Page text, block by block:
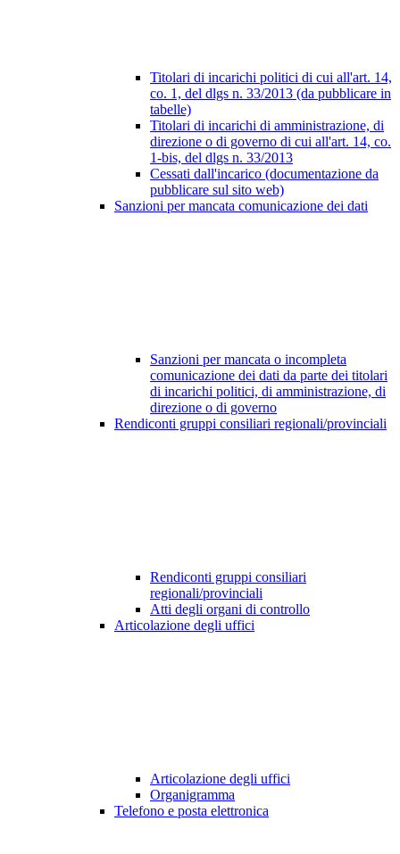
Titolari di incarichi politici di cui all'art. 14,
co. 1, del dlgs n. 33/2013 (da pubblicare in
tabelle)
Titolari di incarichi di amministrazione, di
direzione o di governo di cui all'art. 14, co.
1-bis, del dlgs n. 33/2013
Cessati dall'incarico (documentazione da
pubblicare sul sito web)
Sanzioni per mancata comunicazione dei dati
Sanzioni per mancata o incompleta
comunicazione dei dati da parte dei titolari
di incarichi politici, di amministrazione, di
direzione o di governo
Rendiconti gruppi consiliari regionali/provinciali
Rendiconti gruppi consiliari
regionali/provinciali
Atti degli organi di controllo
Articolazione degli uffici
Articolazione degli uffici
Organigramma
Telefono e posta elettronica